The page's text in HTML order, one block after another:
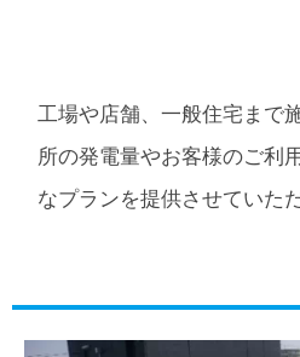
工場や店舗、一般住宅まで
所の発電量やお客様のご利
なプランを提供させていた